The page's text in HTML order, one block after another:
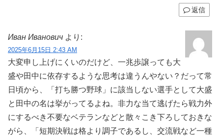
返信
Иван Иванович より:
2025年6月15日 2:43 AM
大変申し上げにくいのだけど、一兆歩譲っても大
盛や田中に依存するような思考は違うんやない？だって常
日頃から、「打ち勝つ野球」に該当しない選手として大盛
と田中の名は挙がってるよね。非力な当て逃げたら戦力外
にするべき不要なベテランなどと散々こき下ろしておきな
がら、「短期決戦は格より調子であるし、交流戦など一種